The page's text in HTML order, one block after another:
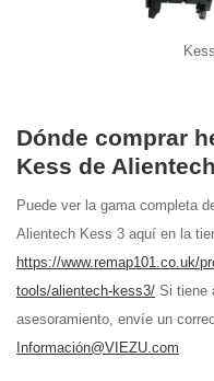
Dónde comprar
Kess de Alientech
Puede ver la gama completa
Alientech Kess 3 aquí en la
https://www.remap101.co.uk/
tools/alientech-kess3/ Si tiene
asesoramiento, envíe un
Información@VIEZU.com